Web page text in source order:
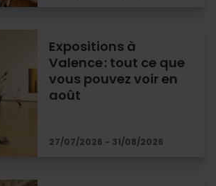
Expositions à
Valence : tout ce que
vous pouvez voir en
août
27/07/2026 - 31/08/2026